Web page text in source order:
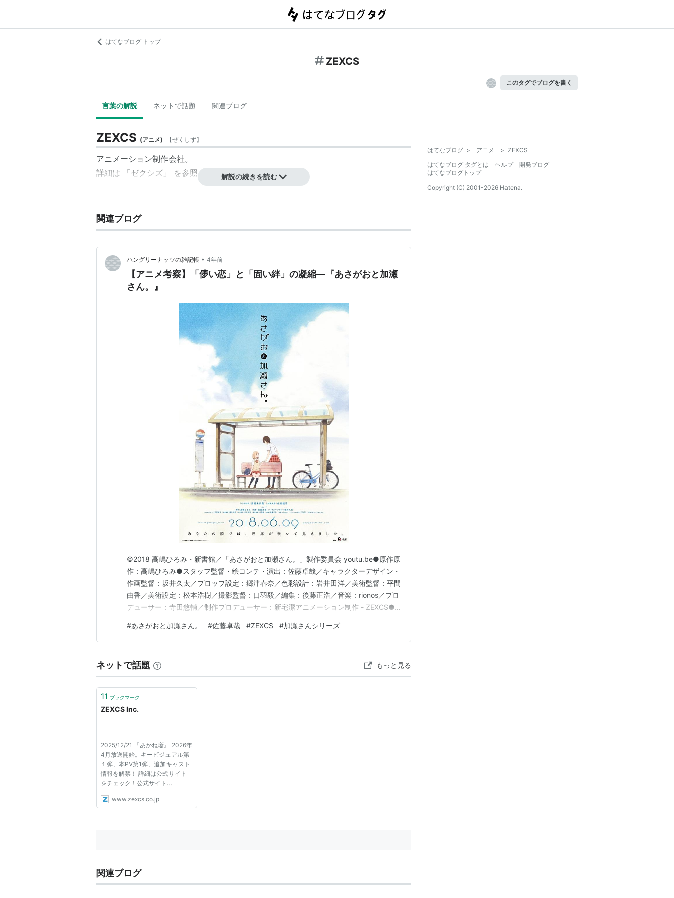
はてなブログ トップ
ZEXCS
このタグでブログを書く
言葉の解説 ネットで話題 関連ブログ
ZEXCS (アニメ) 【ぜくしず】
アニメーション制作会社。
詳細は 「ゼクシズ 」 を参照。 解説の続きを読む
関連ブログ
ハングリーナッツの雑記帳 • 4年前
【アニメ考察】「儚い恋」と「固い絆」の凝縮―『あさがおと加瀬
さん。』
©2018 高嶋ひろみ・新書館／「あさがおと加瀬さん。」製作委員会 youtu.be●原作原
作：高嶋ひろみ●スタッフ監督・絵コンテ・演出：佐藤卓哉／キャラクターデザイン・
作画監督：坂井久太／プロップ設定：郷津春奈／色彩設計：岩井田洋／美術監督：平間
由香／美術設定：松本浩樹／撮影監督：口羽毅／編集：後藤正浩／音楽：rionos／プロ
デューサー：寺田悠輔／制作プロデューサー：新宅潔アニメーション制作 - ZEXCS●
／井上茜：寿美菜子／先生：浅野真澄／コーチ：内山夕実／？：落合福嗣公式サイト：
「あさがおと加瀬さん。」アニ…
#あさがおと加瀬さん。 #佐藤卓哉 #ZEXCS #加瀬さんシリーズ
ネットで話題 もっと見る
11 ブックマーク
ZEXCS Inc.
2025/12/21 『あかね噺』 2026年
4月放送開始。キービジュアル第
１弾、本PV第1弾、追加キャスト
情報を解禁！ 詳細は公式サイト
をチェック！公式サイト
2025/11/08 藤本タツキ 17-
26『庭には二羽ニワトリがい
www.zexcs.co.jp
関連ブログ
はてなブログ > アニメ > ZEXCS
はてなブログ タグとは
ヘルプ
開発ブログ
はてなブログトップ
Copyright (C) 2001-2026 Hatena.